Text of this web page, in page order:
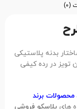
(0)
کیف دار 3 طرح با ساختار بدنه پلاستیکی
تویز در رده کیفی
محصولات برند
های پلاسکو فروشی